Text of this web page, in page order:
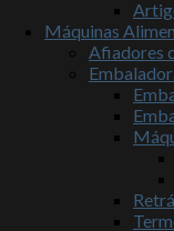
Máquinas
Afiadores